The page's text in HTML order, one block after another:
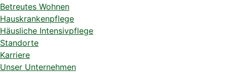
Betreutes Wohnen
Hauskrankenpflege
Häusliche Intensivpflege
Standorte
Karriere
Unser Unternehmen